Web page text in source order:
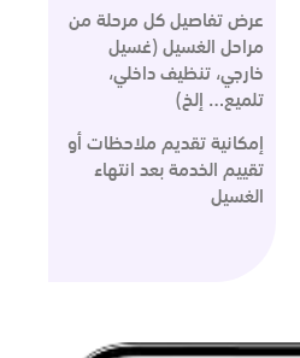
عرض تفاصيل كل مرحلة من
مراحل الغسيل (غسيل
خارجي، تنظيف داخلي،
تلميع… إلخ)
إمكانية تقديم ملاحظات أو
تقييم الخدمة بعد انتهاء
الغسيل